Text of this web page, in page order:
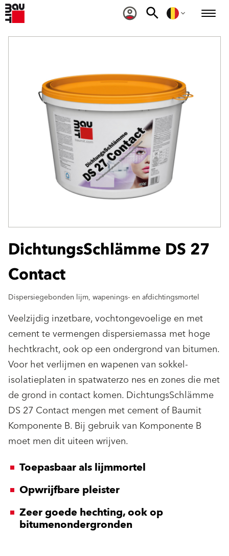
DichtungsSchlämme DS 27
Contact
Dispersiegebonden lijm, wapenings- en afdichtingsmortel
Veelzijdig inzetbare, vochtongevoelige en met
cement te vermengen dispersiemassa met hoge
hechtkracht, ook op een ondergrond van bitumen.
Voor het verlijmen en wapenen van sokkel-
isolatieplaten in spatwaterzo nes en zones die met
de grond in contact komen. DichtungsSchlämme
DS 27 Contact mengen met cement of Baumit
Komponente B. Bij gebruik van Komponente B
moet men dit uiteen wrijven.
Toepasbaar als lijmmortel
Opwrijfbare pleister
Zeer goede hechting, ook op
bitumenondergronden